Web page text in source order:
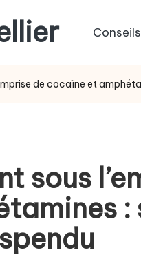
de cocaïne et
sous
: